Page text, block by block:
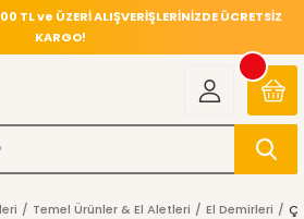
TL ve ÜZERİ ALIŞVERİŞLERİNİZDE ÜCRETSİZ
KARGO!
Temel Ürünler & El Aletleri El Demirleri